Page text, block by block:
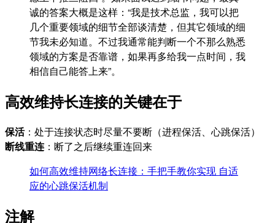
诚的答案大概是这样：“我是技术总监，我可以把
几个重要领域的细节全部谈清楚，但其它领域的细
节我未必知道。不过我通常能判断一个不那么熟悉
领域的方案是否靠谱，如果再多给我一点时间，我
相信自己能答上来”。
高效维持长连接的关键在于
保活：处于连接状态时尽量不要断（进程保活、心跳保活）
断线重连 ：断了之后继续重连回来
如何高效维持网络长连接：手把手教你实现 自适
应的心跳保活机制
注解